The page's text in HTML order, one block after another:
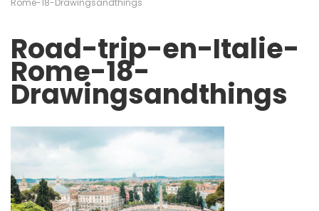
Rome-18-Drawingsandthings
Road-trip-en-Italie-
Rome-18-
Drawingsandthings